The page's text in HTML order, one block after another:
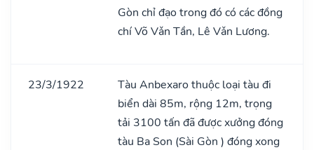
Gòn chỉ đạo trong đó có các đồng
chí Võ Vǎn Tần, Lê Vǎn Lương.
23/3/1922
Tàu Anbexaro thuộc loại tàu đi
biển dài 85m, rộng 12m, trọng
tải 3100 tấn đã được xưởng đóng
tàu Ba Son (Sài Gòn ) đóng xong